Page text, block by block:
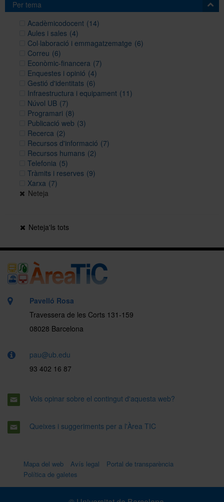
Per tema
Acadèmicodocent (14)
Aules i sales (4)
Col·laboració i emmagatzematge (6)
Correu (6)
Econòmic-financera (7)
Enquestes i opinió (4)
Gestió d'identitats (6)
Infraestructura i equipament (11)
Núvol UB (7)
Programari (8)
Publicació web (3)
Recerca (2)
Recursos d'informació (7)
Recursos humans (2)
Telefonia (5)
Tràmits i reserves (9)
Xarxa (7)
Neteja
Neteja'ls tots
Pavelló Rosa
Travessera de les Corts 131-159
08028 Barcelona
pau@ub.edu
93 402 16 87
Vols opinar sobre el contingut d'aquesta web?
Queixes i suggeriments per a l'Àrea TIC
Mapa del web Avís legal
Portal de transparència
Política de galetes